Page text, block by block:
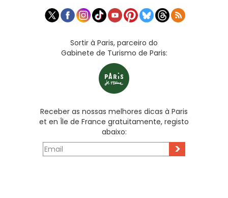
Sortir à Paris, parceiro do
Gabinete de Turismo de Paris:
Receber as nossas melhores dicas à Paris
et en Île de France gratuitamente, registo
abaixo:
>